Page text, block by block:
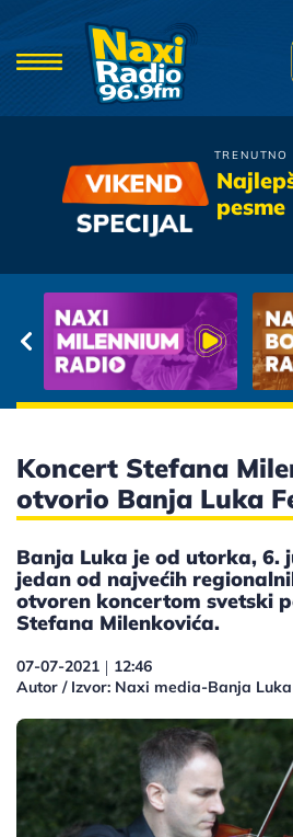
TRENUTNO
pesme
Koncert Stefana
otvorio Banja Luka
Banja Luka je od utorka, 6.
jedan od najvećih
otvoren koncertom svetski
Stefana Milenkovića.
07-07-2021 | 12:46
Autor / Izvor: Naxi media-Banja Luka